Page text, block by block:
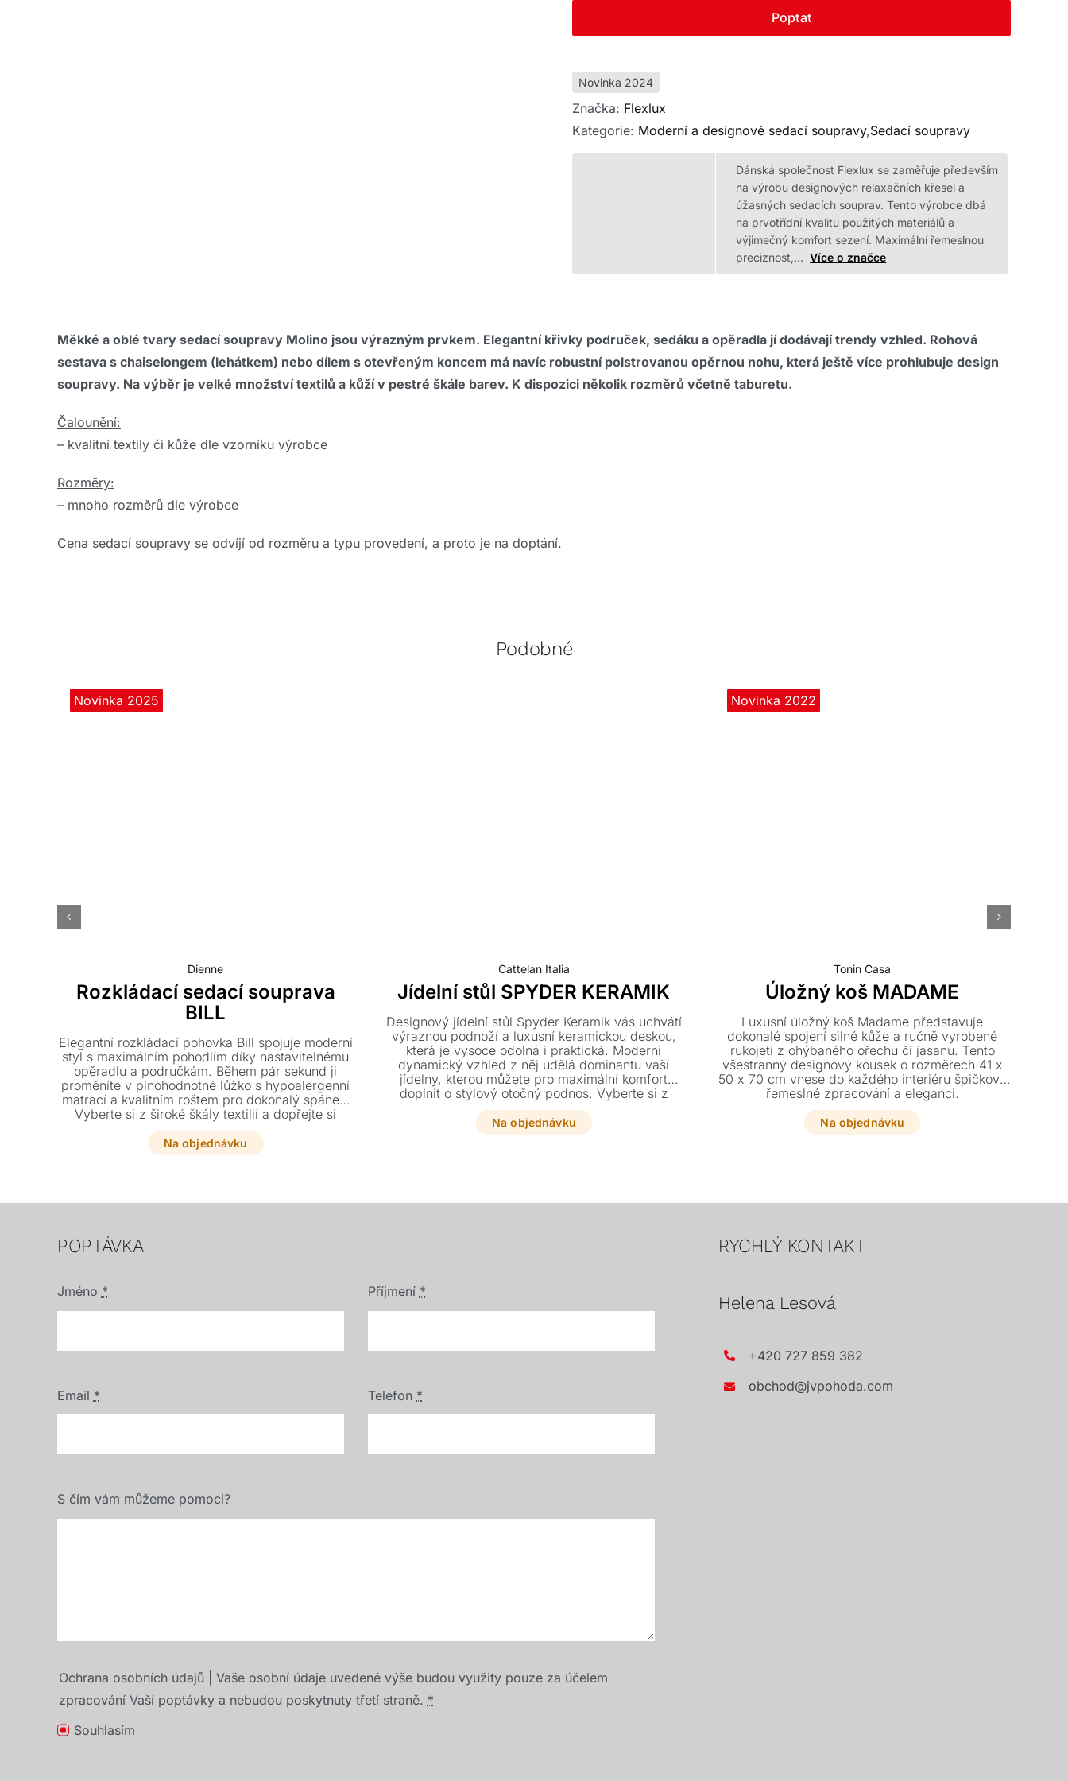
Poptat
Novinka 2024
Značka: Flexlux
Kategorie: Moderní a designové sedací soupravy,Sedací soupravy
Dánská společnost Flexlux se zaměřuje především
na výrobu designových relaxačních křesel a
úžasných sedacích souprav. Tento výrobce dbá
na prvotřídní kvalitu použitých materiálů a
výjimečný komfort sezení. Maximální řemeslnou
preciznost,… Více o značce
Měkké a oblé tvary sedací soupravy Molino jsou výrazným prvkem. Elegantní křivky područek, sedáku a opěradla jí dodávají trendy vzhled. Rohová
sestava s chaiselongem (lehátkem) nebo dílem s otevřeným koncem má navíc robustní polstrovanou opěrnou nohu, která ještě více prohlubuje design
soupravy. Na výběr je velké množství textilů a kůží v pestré škále barev. K dispozici několik rozměrů včetně taburetu.
Čalounění:
– kvalitní textily či kůže dle vzorníku výrobce
Rozměry:
– mnoho rozměrů dle výrobce
Cena sedací soupravy se odvíjí od rozměru a typu provedení, a proto je na doptání.
Podobné
Novinka 2025
Dienne
Rozkládací sedací souprava
BILL
Elegantní rozkládací pohovka Bill spojuje moderní
styl s maximálním pohodlím díky nastavitelnému
opěradlu a područkám. Během pár sekund ji
proměníte v plnohodnotné lůžko s hypoalergenní
matrací a kvalitním roštem pro dokonalý spánek.
Vyberte si z široké škály textilií a dopřejte si
luxusní odpočinek v italském designu.
Na objednávku
Cattelan Italia
Jídelní stůl SPYDER KERAMIK
Designový jídelní stůl Spyder Keramik vás uchvátí
výraznou podnoží a luxusní keramickou deskou,
která je vysoce odolná i praktická. Moderní
dynamický vzhled z něj udělá dominantu vaší
jídelny, kterou můžete pro maximální komfort
doplnit o stylový otočný podnos. Vyberte si z
široké škály odstínů a rozměrů přesně podle
svého vkusu.
Na objednávku
Novinka 2022
Tonin Casa
Úložný koš MADAME
Luxusní úložný koš Madame představuje
dokonalé spojení silné kůže a ručně vyrobené
rukojeti z ohýbaného ořechu či jasanu. Tento
všestranný designový kousek o rozměrech 41 x
50 x 70 cm vnese do každého interiéru špičkové
řemeslné zpracování a eleganci.
Na objednávku
POPTÁVKA
Jméno * Příjmení *
Email * Telefon *
S čím vám můžeme pomoci?
Ochrana osobních údajů | Vaše osobní údaje uvedené výše budou využity pouze za účelem
zpracování Vaší poptávky a nebudou poskytnuty třetí straně. *
Souhlasím
RYCHLÝ KONTAKT
Helena Lesová
+420 727 859 382
obchod@jvpohoda.com